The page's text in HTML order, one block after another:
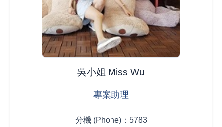
吳小姐 Miss Wu
專案助理
分機 (Phone)：5783